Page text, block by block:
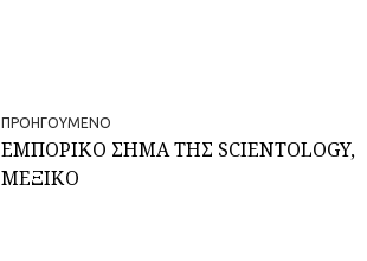
ΠΡΟΗΓΟΥΜΕΝΟ
ΕΜΠΟΡΙΚΟ ΣΗΜΑ ΤΗΣ SCIENTOLOGY,
ΜΕΞΙΚΟ